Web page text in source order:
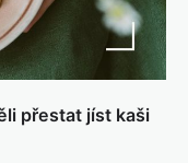
přestat jíst kaši